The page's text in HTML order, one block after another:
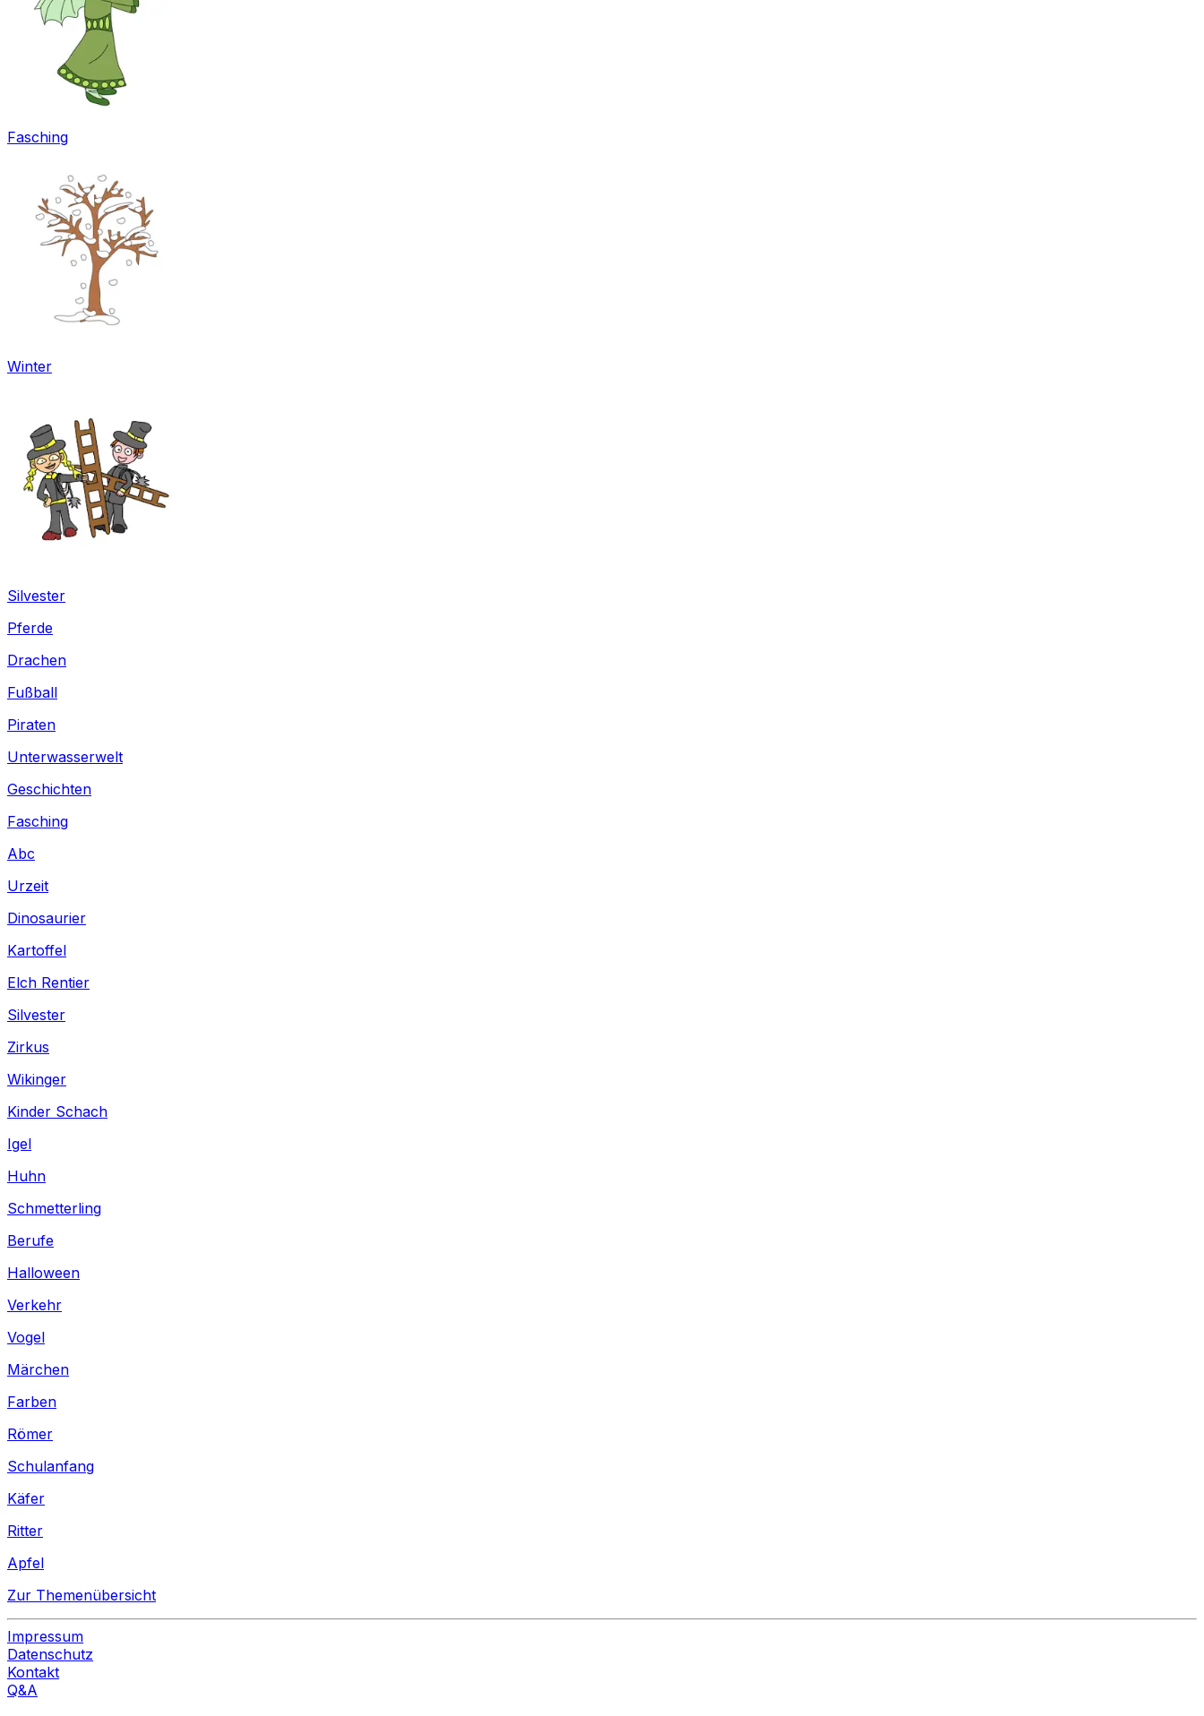
Fasching
Winter
Silvester
Pferde
Drachen
Fußball
Piraten
Unterwasserwelt
Geschichten
Fasching
Abc
Urzeit
Dinosaurier
Kartoffel
Elch Rentier
Silvester
Zirkus
Wikinger
Kinder Schach
Igel
Huhn
Schmetterling
Berufe
Halloween
Verkehr
Vogel
Märchen
Farben
Römer
Schulanfang
Käfer
Ritter
Apfel
Zur Themenübersicht
Impressum
Datenschutz
Kontakt
Q&A